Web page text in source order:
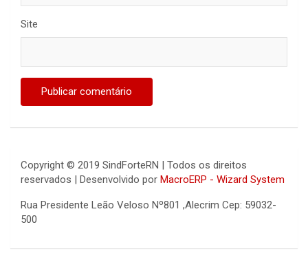
Site
Copyright © 2019 SindForteRN | Todos os direitos
reservados | Desenvolvido por MacroERP - Wizard System
Rua Presidente Leão Veloso Nº801 ,Alecrim Cep: 59032-
500